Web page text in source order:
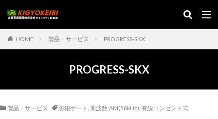
HOME 製品・サービス PROGRESS-SKX
PROGRESS-SKX
製品・サービス 防犯ゲート , 周波数:AM(58kHz), 有線コンセント式